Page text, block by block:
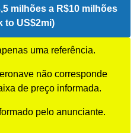
milhões a R$10 milhões
to US$2mi)
uma referência.
não corresponde
de preço informada.
pelo anunciante.